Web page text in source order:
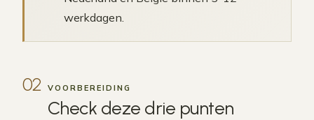
werkdagen.
02 VOORBEREIDING
Check deze drie punten